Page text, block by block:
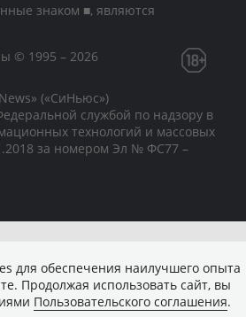
знаком ■, являются
© 1995 – 2026
(«СиНьюс»)
службой по надзору в
технологий и массовых
за номером Эл № ФС77 –
для обеспечения наилучшего опыта
Продолжая использовать сайт, вы
Пользовательского соглашения.